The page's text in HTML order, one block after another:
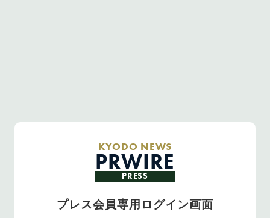
KYODO NEWS
PRWIRE
PRESS
プレス会員専用ログイン画面